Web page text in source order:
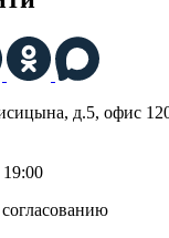
д.5, офис